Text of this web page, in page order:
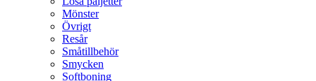
Mönster
Övrigt
Resår
Småtillbehör
Smycken
Softboning